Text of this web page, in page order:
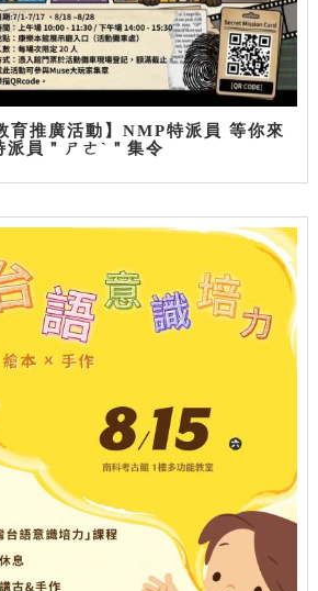
育推廣活動】NMP特派員 等你來
員＂ㄕㄜˋ＂集令